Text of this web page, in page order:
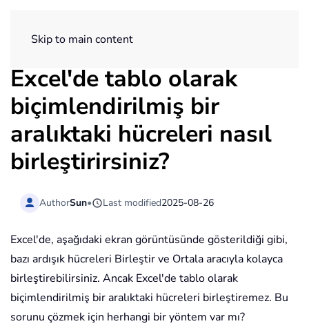
Skip to main content
Excel'de tablo olarak
biçimlendirilmiş bir
aralıktaki hücreleri nasıl
birleştirirsiniz?
AuthorSun• Last modified2025-08-26
Excel'de, aşağıdaki ekran görüntüsünde gösterildiği gibi,
bazı ardışık hücreleri Birleştir ve Ortala aracıyla kolayca
birleştirebilirsiniz. Ancak Excel'de tablo olarak
biçimlendirilmiş bir aralıktaki hücreleri birleştiremez. Bu
sorunu çözmek için herhangi bir yöntem var mı?